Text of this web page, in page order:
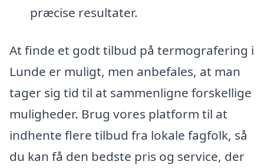
præcise resultater.
At finde et godt tilbud på termografering i
Lunde er muligt, men anbefales, at man
tager sig tid til at sammenligne forskellige
muligheder. Brug vores platform til at
indhente flere tilbud fra lokale fagfolk, så
du kan få den bedste pris og service, der